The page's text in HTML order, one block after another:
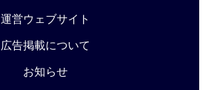
運営ウェブサイト
広告掲載について
お知らせ